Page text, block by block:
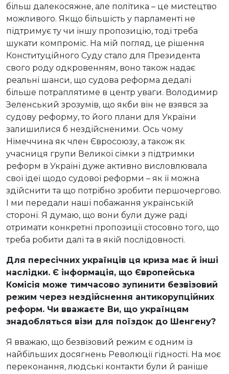
більш далекосяжне, але політика – це мистецтво
можливого. Якщо більшість у парламенті не
підтримує ту чи іншу пропозицію, тоді треба
шукати компроміс. На мій погляд, це рішення
Конституційного Суду стало для Президента
свого роду одкровенням, воно також надає
реальні шанси, що судова реформа дедалі
більше потраплятиме в центр уваги. Володимир
Зеленський зрозумів, що якби він не взявся за
судову реформу, то його плани для України
залишилися б нездійсненими. Ось чому
Німеччина як член Євросоюзу, а також як
учасниця групи Великої сімки з підтримки
реформ в Україні дуже активно висловлювала
свої ідеї щодо судової реформи – як її можна
здійснити та що потрібно зробити першочергово.
І ми передали наші побажання українській
стороні. Я думаю, що вони були дуже раді
отримати конкретні пропозиції стосовно того, що
треба робити далі та в якій послідовності.
Для пересічних українців ця криза має й інші
наслідки. Є інформація, що Європейська
Комісія може тимчасово зупинити безвізовий
режим через нездійснення антикорупційних
реформ. Чи вважаєте Ви, що українцям
знадобляться візи для поїздок до Шенгену?
Я вважаю, що безвізовий режим є одним із
найбільших досягнень Революції гідності. На моє
переконання, людські контакти були й раніше